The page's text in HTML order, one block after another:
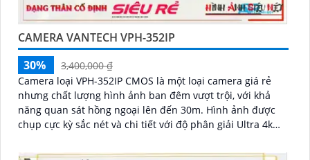
CAMERA VANTECH VPH-352IP
30%
3,400,000 ₫
Camera loại VPH-352IP CMOS là một loại camera giá rẻ
nhưng chất lượng hình ảnh ban đêm vượt trội, với khả
năng quan sát hồng ngoại lên đến 30m. Hình ảnh được
chụp cực kỳ sắc nét và chi tiết với độ phân giải Ultra 4k